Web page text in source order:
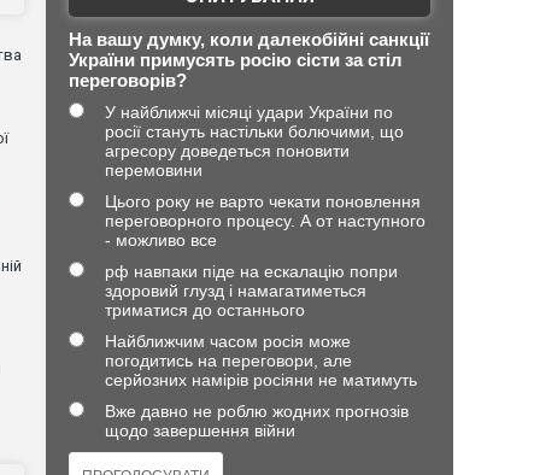
На вашу думку, коли далекобійні санкції
України примусять росію сісти за стіл
переговорів?
У найближчі місяці удари України по
росії стануть настільки болючими, що
агресору доведеться поновити
перемовини
Цього року не варто чекати поновлення
переговорного процесу. А от наступного
- можливо все
рф навпаки піде на ескалацію попри
здоровий глузд і намагатиметься
триматися до останнього
Найближчим часом росія може
погодитись на переговори, але
серйозних намірів росіяни не матимуть
Вже давно не роблю жодних прогнозів
щодо завершення війни